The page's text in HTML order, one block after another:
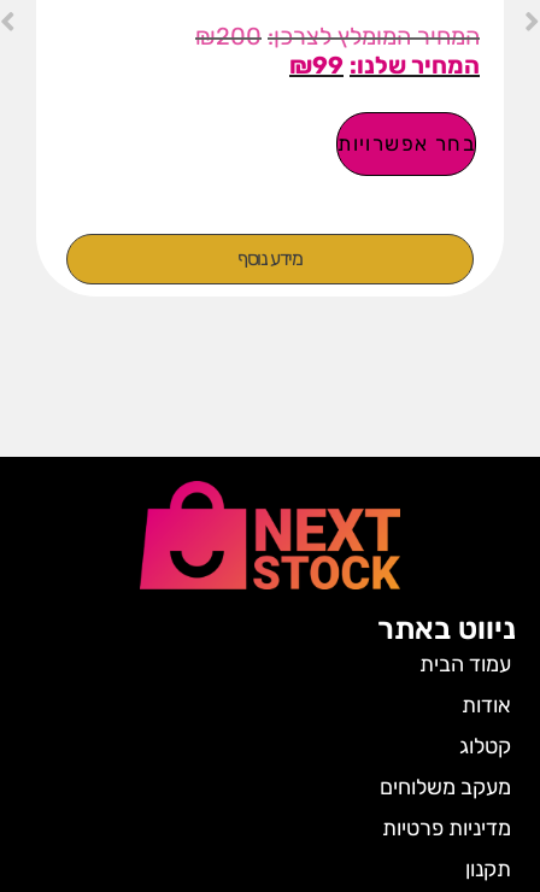
₪200
₪99
בחר אפשרויות
מידע נוסף
ניווט באתר
עמוד הבית
אודות
קטלוג
מעקב משלוחים
מדיניות פרטיות
תקנון